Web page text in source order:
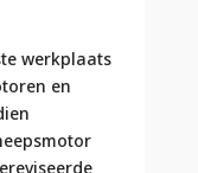
werkplaats
en